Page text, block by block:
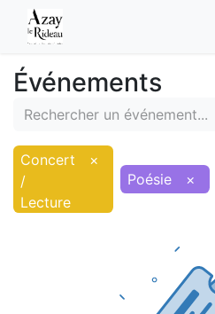
Événements
Concert
/
Lecture
×
Poésie
×